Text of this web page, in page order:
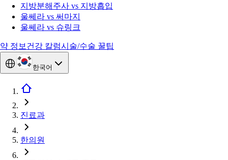
지방분해주사 vs 지방흡입
울쎄라 vs 써마지
울쎄라 vs 슈링크
약 정보 건강 칼럼시술/수술 꿀팁
한국어
진료과
한의원